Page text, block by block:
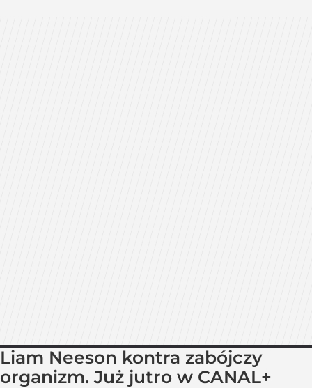
Liam Neeson kontra zabójczy
organizm. Już jutro w CANAL+